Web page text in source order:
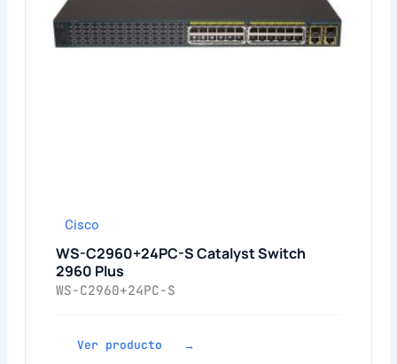
Cisco
WS-C2960+24PC-S Catalyst Switch
2960 Plus
WS-C2960+24PC-S
Ver producto →